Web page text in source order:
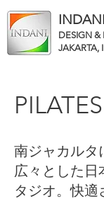
DESIGN &
JAKARTA,
南ジャカルタ
広々とした日
タジオ。快適